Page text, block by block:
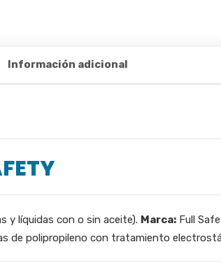
Información adicional
y líquidas con o sin aceite). Marca: Full
de polipropileno con tratamiento